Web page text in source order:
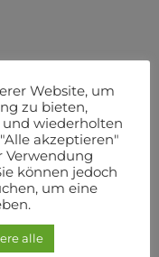
ALLE PROODUKTE
Hooded Sweat
Small Logo Print
20,00 €– 22,80€
WÄHLEN
Website, um
zu bieten,
wiederholten
akzeptieren"
Verwendung
können jedoch
um eine
alle